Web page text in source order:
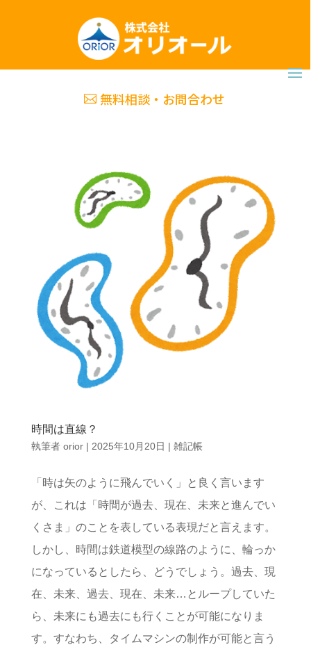
無料相談・お問合わせ
時間は直線？
執筆者 orior| 2025年10月20日 | 雑記帳
「時は矢のように飛んでいく」と良く言います
が、これは「時間が過去、現在、未来と進んでい
くさま」のことを表している表現だと言えます。
しかし、時間は鉄道模型の線路のように、輪っか
になっているとしたら、どうでしょう。過去、現
在、未来、過去、現在、未来…とループしていた
ら、未来にも過去にも行くことが可能になりま
す。すなわち、タイムマシンの制作が可能と言う